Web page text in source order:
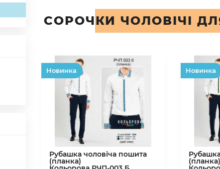
СОРОЧКИ ЧОЛОВІЧІ
Hовинка
Рубашка чоловіча пошита
(планка)
Hовинка
(планка)